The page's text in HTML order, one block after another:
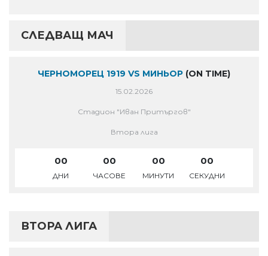
СЛЕДВАЩ МАЧ
ЧЕРНОМОРЕЦ 1919 VS МИНЬОР (ON TIME)
15.02.2026
Стадион "Иван Притъргов"
Втора лига
00
ДНИ
00
ЧАСОВЕ
00
МИНУТИ
00
СЕКУДНИ
ВТОРА ЛИГА